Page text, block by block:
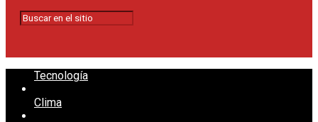
Tecnología
Clima